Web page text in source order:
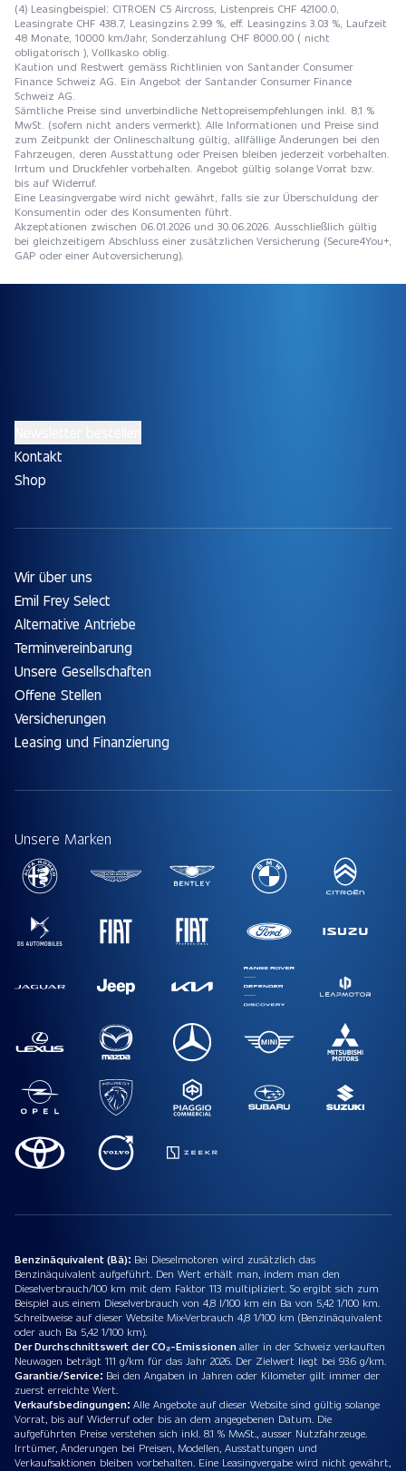
(4) Leasingbeispiel: CITROEN C5 Aircross, Listenpreis CHF 42100.0,
Leasingrate CHF 438.7, Leasingzins 2.99 %, eff. Leasingzins 3.03 %, Laufzeit
48 Monate, 10000 km/Jahr, Sonderzahlung CHF 8000.00 ( nicht
obligatorisch ), Vollkasko oblig.
Kaution und Restwert gemäss Richtlinien von Santander Consumer
Finance Schweiz AG. Ein Angebot der Santander Consumer Finance
Schweiz AG.
Sämtliche Preise sind unverbindliche Nettopreisempfehlungen inkl. 8,1 %
MwSt. (sofern nicht anders vermerkt). Alle Informationen und Preise sind
zum Zeitpunkt der Onlineschaltung gültig, allfällige Änderungen bei den
Fahrzeugen, deren Ausstattung oder Preisen bleiben jederzeit vorbehalten.
Irrtum und Druckfehler vorbehalten. Angebot gültig solange Vorrat bzw.
bis auf Widerruf.
Eine Leasingvergabe wird nicht gewährt, falls sie zur Überschuldung der
Konsumentin oder des Konsumenten führt.
Akzeptationen zwischen 06.01.2026 und 30.06.2026. Ausschließlich gültig
bei gleichzeitigem Abschluss einer zusätzlichen Versicherung (Secure4You+,
GAP oder einer Autoversicherung).
Kontakt
Shop
Wir über uns
Emil Frey Select
Alternative Antriebe
Terminvereinbarung
Unsere Gesellschaften
Offene Stellen
Versicherungen
Leasing und Finanzierung
Unsere Marken
Benzinäquivalent (Bä): Bei Dieselmotoren wird zusätzlich das
Benzinäquivalent aufgeführt. Den Wert erhält man, indem man den
Dieselverbrauch/100 km mit dem Faktor 113 multipliziert. So ergibt sich zum
Beispiel aus einem Dieselverbrauch von 4,8 l/100 km ein Ba von 5,42 1/100 km.
Schreibweise auf dieser Website Mix-Verbrauch 4,8 1/100 km (Benzinäquivalent
oder auch Ba 5,42 1/100 km).
Der Durchschnittswert der CO₂-Emissionenaller in der Schweiz verkauften
Neuwagen beträgt 111 g/km für das Jahr 2026. Der Zielwert liegt bei 93.6 g/km.
Garantie/Service: Bei den Angaben in Jahren oder Kilometer gilt immer der
zuerst erreichte Wert.
Verkaufsbedingungen: Alle Angebote auf dieser Website sind gültig solange
Vorrat, bis auf Widerruf oder bis an dem angegebenen Datum. Die
aufgeführten Preise verstehen sich inkl. 8.1 % MwSt., ausser Nutzfahrzeuge.
Irrtümer, Änderungen bei Preisen, Modellen, Ausstattungen und
Verkaufsaktionen bleiben vorbehalten. Eine Leasingvergabe wird nicht gewährt,